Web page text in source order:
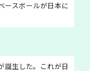
ースボールが日本に
誕生した。これが日